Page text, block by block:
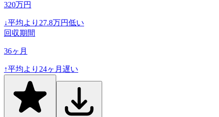
320万円
↓平均より 27.8万円低い
回収期間
36ヶ月
↑平均より 24ヶ月遅い